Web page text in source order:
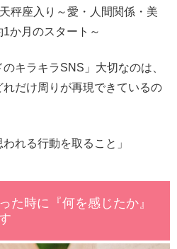
秤座入り～愛・人間関係・美
か月のスタート～
のキラキラSNS」大切なのは、
だけ周りが再現できているの
れる行動を取ること」
た時に『何を感じたか』